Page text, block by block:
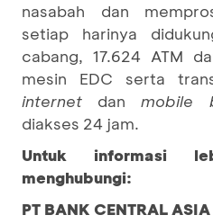
nasabah dan
setiap harinya
cabang, 17.624 ATM
mesin EDC serta
internet danmobile
diakses 24 jam.
Untuk informasi
menghubungi:
PT BANK CENTRAL